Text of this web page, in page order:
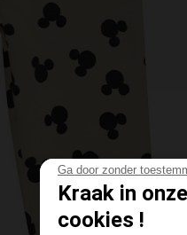
Ga door zonder
Kraak in onze
cookies !